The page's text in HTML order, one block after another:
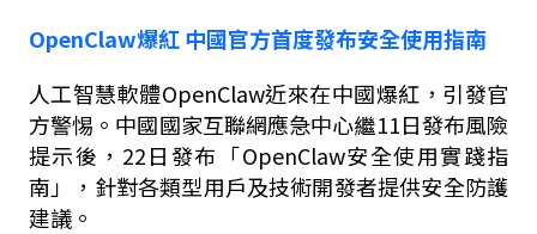
OpenClaw爆紅中國官方首度發布安全使用指南
人工智慧軟體OpenClaw近來在中國爆紅，引發官
方警惕。中國國家互聯網應急中心繼11日發布風險
提示後， 22日發布「OpenClaw安全使用實踐指
南」，針對各類型用戶及技術開發者提供安全防護
建議。